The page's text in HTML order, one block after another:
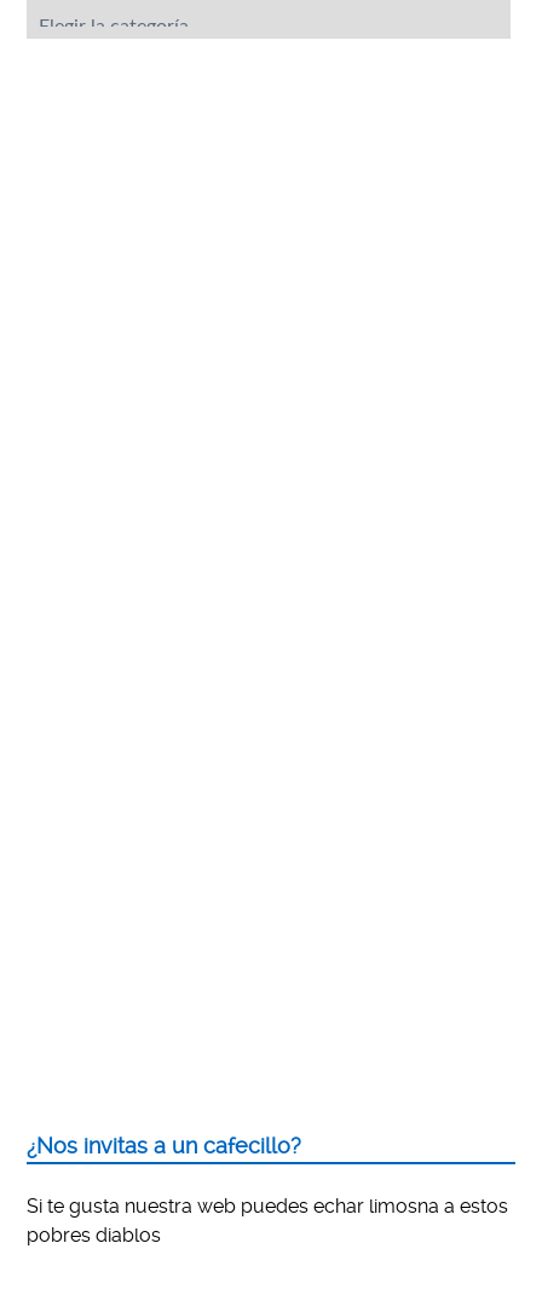
¿Nos invitas a un cafecillo?
Si te gusta nuestra web puedes echar limosna a estos
pobres diablos